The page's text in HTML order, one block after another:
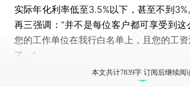
实际年化利率低至3.5%以下，甚至不到
再三强调：“并不是每位客户都可享受到
您的工作单位在我行白名单上，且您的工
了。”
本文共计7839字 订阅后继续阅